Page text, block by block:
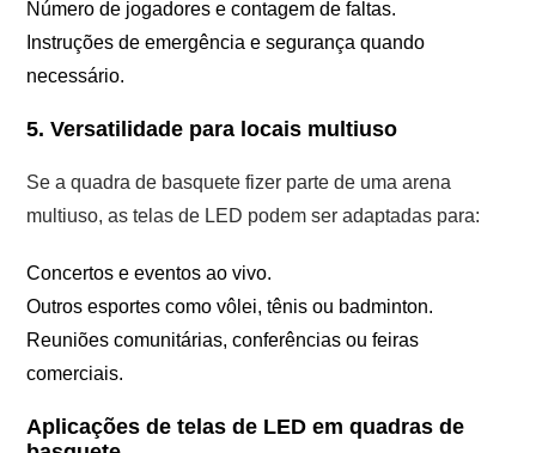
Número de jogadores e contagem de faltas.
Instruções de emergência e segurança quando
necessário.
5. Versatilidade para locais multiuso
Se a quadra de basquete fizer parte de uma arena
multiuso, as telas de LED podem ser adaptadas para:
Concertos e eventos ao vivo.
Outros esportes como vôlei, tênis ou badminton.
Reuniões comunitárias, conferências ou feiras
comerciais.
Aplicações de telas de LED em quadras de